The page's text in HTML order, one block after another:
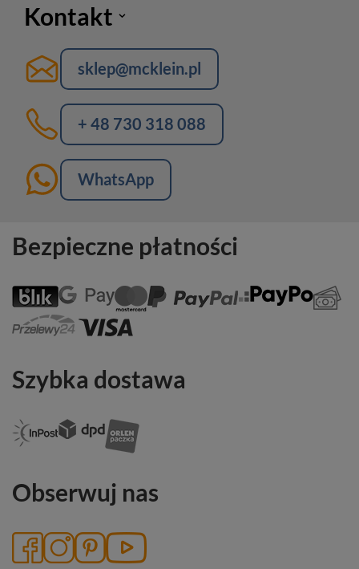
Kontakt
sklep@mcklein.pl
+ 48 730 318 088
WhatsApp
Bezpieczne płatności
Szybka dostawa
Obserwuj nas